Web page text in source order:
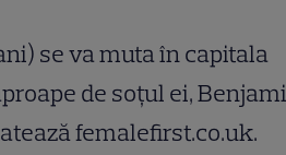
se va muta în capitala
de soţul ei,
femalefirst.co.uk.